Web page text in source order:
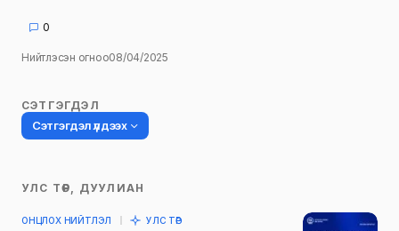
0
Нийтлэсэн огноо08/04/2025
СЭТГЭГДЭЛ
Сэтгэгдэл үлдээх
Таны имэйл хаягийг нийтлэхгүй.
УЛС ТӨР, ДУУЛИАН
ОНЦЛОХ НИЙТЛЭЛ УЛС ТӨР